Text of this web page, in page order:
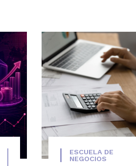
ESCUELA DE
NEGOCIOS